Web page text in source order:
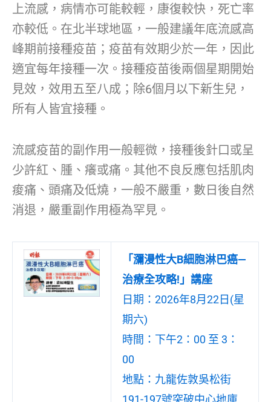
上流感，病情亦可能較輕，康復較快，死亡率
亦較低。在北半球地區，一般建議年底流感高
峰期前接種疫苗；疫苗有效期少於一年，因此
適宜每年接種一次。接種疫苗後兩個星期開始
見效，效用五至八成；除6個月以下新生兒，
所有人皆宜接種。
流感疫苗的副作用一般輕微，接種後針口或呈
少許紅、腫、癢或痛。其他不良反應包括肌肉
痠痛、頭痛及低燒，一般不嚴重，數日後自然
消退，嚴重副作用極為罕見。
「瀰漫性大B細胞淋巴癌—
治療全攻略!」講座
日期：2026年8月22日(星
期六)
時間：下午2：00 至 3：
00
地點：九龍佐敦吳松街